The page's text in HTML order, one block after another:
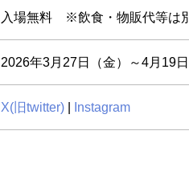
入場無料 ※飲食・物販代等は
2026年3月27日（金）～4月19日
X(旧twitter) Instagram